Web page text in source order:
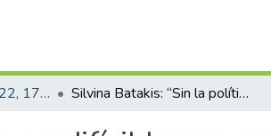
Revista ISALUD, 2022, 17(85) Silvina Batakis: “Sin la política, es difícil lograr un sistema tributario más justo”